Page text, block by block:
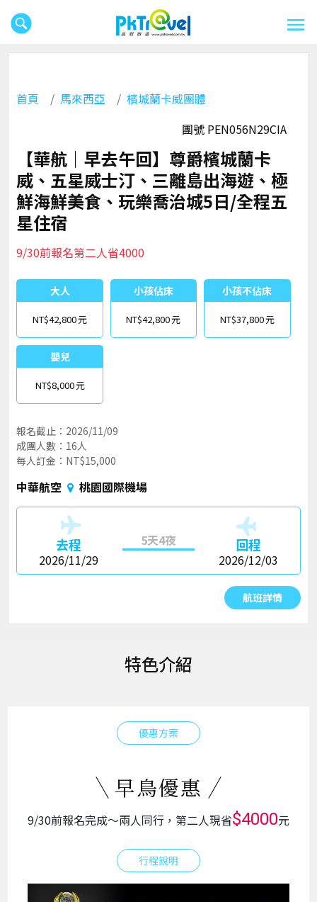
首頁 馬來西亞
檳城蘭卡威團體
團號 PEN056N29CIA
【華航｜早去午回】尊爵檳城蘭卡
威、五星威士汀、三離島出海遊、極
鮮海鮮美食、玩樂喬治城5日/全程五
星住宿
9/30前報名第二人省4000
大人
NT$42,800
小孩佔床
NT$42,800
小孩不佔床
NT$37,800
嬰兒
NT$8,000
報名截止：2026/11/09
成團人數：16人
每人訂金：NT$15,000
中華航空 桃園國際機場
去程
2026/11/29
5天4夜 回程
2026/12/03
航班詳情
特色介紹
優惠方案
早鳥優惠
9/30前報名完成～兩人同行，第二人現省$4000元
行程說明